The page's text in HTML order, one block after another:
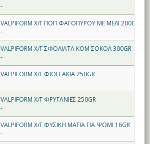
-
VALPIFORM Χ/Γ ΠΟΠ ΦΑΓΟΠΥΡΟΥ ΜΕ ΜΕΛΙ 200GR
-
VALPIFORM Χ/Γ ΣΦΟΛΙΑΤΑ ΚΟΜ ΣΟΚΟΛ 300GR
-
VALPIFORM Χ/Γ ΦΙΟΓΓΑΚΙΑ 250GR
-
VALPIFORM Χ/Γ ΦΡΥΓΑΝΙΕΣ 250GR
-
VALPIFORM Χ/Γ ΦΥΣΙΚΗ ΜΑΓΙΑ ΓΙΑ ΨΩΜΙ 16GR
-